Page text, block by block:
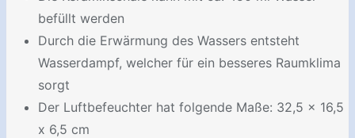
befüllt werden
Durch die Erwärmung des Wassers entsteht
Wasserdampf, welcher für ein besseres Raumklima
sorgt
Der Luftbefeuchter hat folgende Maße: 32,5 x 16,5
x 6,5 cm